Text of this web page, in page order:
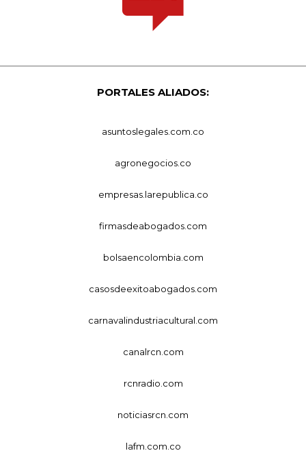
PORTALES ALIADOS:
asuntoslegales.com.co
agronegocios.co
empresas.larepublica.co
firmasdeabogados.com
bolsaencolombia.com
casosdeexitoabogados.com
carnavalindustriacultural.com
canalrcn.com
rcnradio.com
noticiasrcn.com
lafm.com.co